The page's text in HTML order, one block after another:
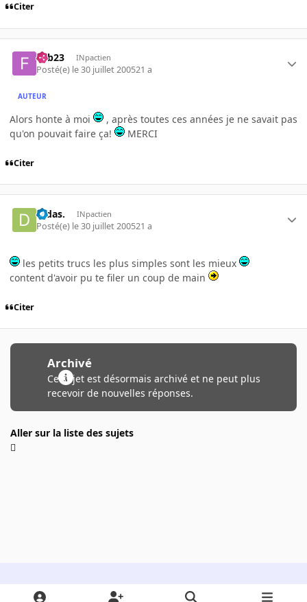
Citer
Fab23 INpactien
Posté(e) le 30 juillet 200521 a
AUTEUR
Alors honte à moi
, après toutes ces années je ne savait pas
qu'on pouvait faire ça!
MERCI
Citer
Didas. INpactien
Posté(e) le 30 juillet 200521 a
les petits trucs les plus simples sont les mieux
content d'avoir pu te filer un coup de main
Citer
Archivé
Ce sujet est désormais archivé et ne peut plus
recevoir de nouvelles réponses.
Aller sur la liste des sujets